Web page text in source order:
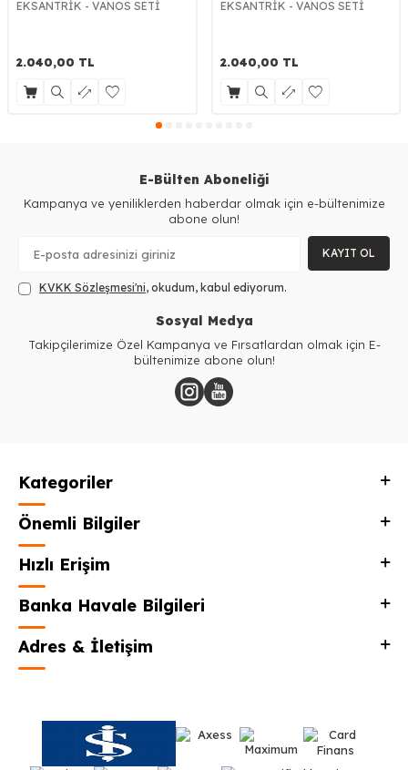
EKSANTRİK - VANOS SETİ
2.040,00 TL
EKSANTRİK - VANOS SETİ
2.040,00 TL
E-Bülten Aboneliği
Kampanya ve yeniliklerden haberdar olmak için e-bültenimize
abone olun!
KAYIT OL
KVKK Sözleşmesi'ni, okudum, kabul ediyorum.
Sosyal Medya
Takipçilerimize Özel Kampanya ve Fırsatlardan olmak için E-
bültenimize abone olun!
Kategoriler
Önemli Bilgiler
Hızlı Erişim
Banka Havale Bilgileri
Adres & İletişim